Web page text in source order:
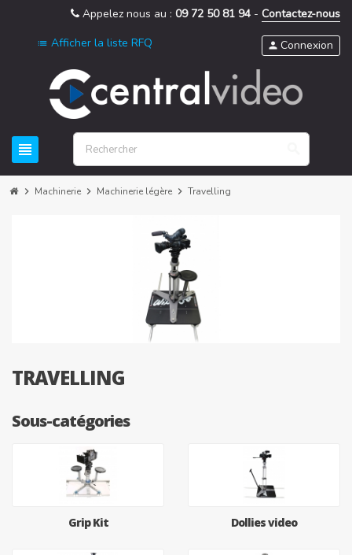
Appelez nous au : 09 72 50 81 94 - Contactez-nous
list Afficher la liste RFQ
view_headline
person Connexion
chevron_right Machinerie chevron_right Machinerie légère chevron_right Travelling
TRAVELLING
Sous-catégories
Grip Kit Dollies video